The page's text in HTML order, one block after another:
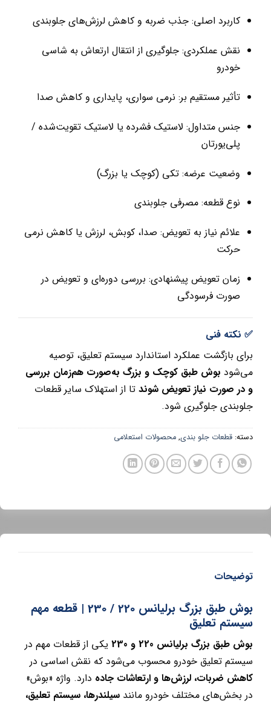
کاربرد اصلی: جذب ضربه و کاهش لرزش‌های جلوبندی
نقش عملکردی: جلوگیری از انتقال ارتعاش به شاسی
خودرو
تأثیر مستقیم بر: نرمی سواری، پایداری و کاهش صدا
جنس متداول: لاستیک فشرده یا لاستیک تقویت‌شده /
پلی‌یورتان
وضعیت عرضه: تکی (کوچک یا بزرگ)
نوع قطعه: مصرفی جلوبندی
علائم نیاز به تعویض: صدا، کوبش، لرزش یا کاهش نرمی
حرکت
زمان تعویض پیشنهادی: بررسی دوره‌ای و تعویض در
صورت فرسودگی
✅ نکته فنی
برای بازگشت عملکرد استاندارد سیستم تعلیق، توصیه
می‌شودبوش طبق کوچک و بزرگ به‌صورت هم‌زمان بررسی
و در صورت نیاز تعویض شوندتا از استهلاک سایر قطعات
جلوبندی جلوگیری شود.
دسته:قطعات جلو بندی,محصولات استعلامی
توضیحات
بوش طبق بزرگ برلیانس 220 / 230 | قطعه مهم
سیستم تعلیق
بوش طبق بزرگ برلیانس 220 و 230
یکی از قطعات مهم در
سیستم تعلیق خودرو محسوب می‌شود که نقش اساسی در
کاهش ضربات، لرزش‌ها و ارتعاشات جادهدارد. واژه «بوش»
در بخش‌های مختلف خودرو مانندسیلندرها، سیستم تعلیق،